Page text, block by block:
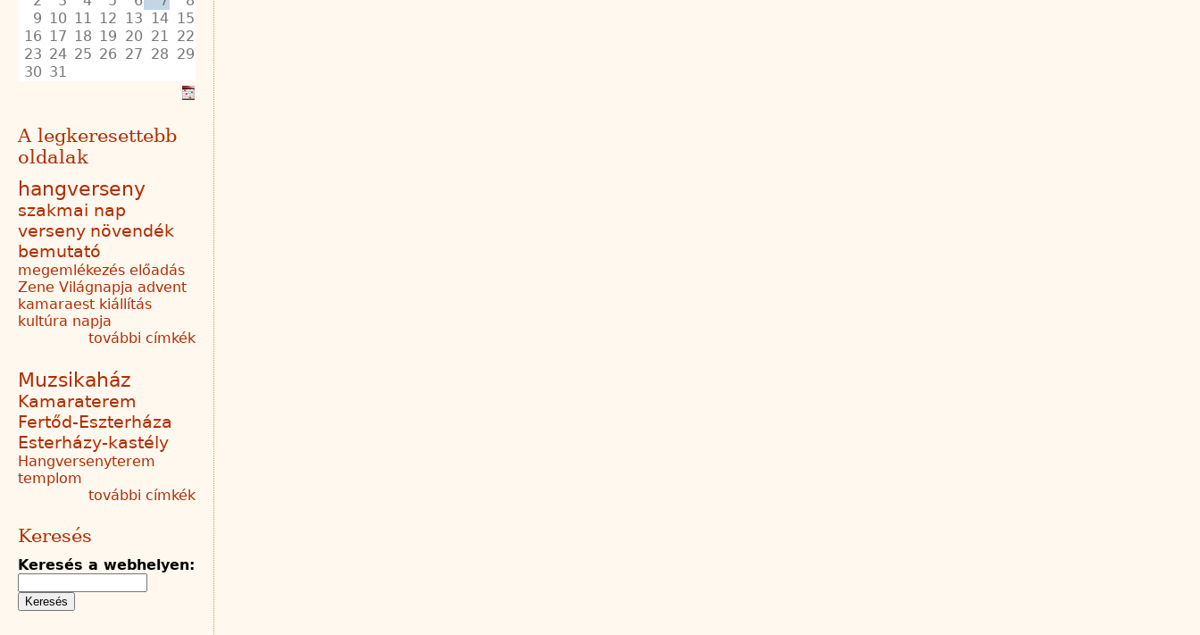
9 10 11 12 13 14 15
16 17 18 19 20 21
22
23 24 25 26 27 28 29
30 31
A legkeresettebb
oldalak
hangverseny
szakmai nap
verseny növendék
bemutató
megemlékezés előadás
Zene Világnapja advent
kamaraest kiállítás
kultúra napja
további címkék
Muzsikaház
Kamaraterem
Fertőd-Eszterháza
Esterházy-kastély
Hangversenyterem
templom
további címkék
Keresés
Keresés a webhelyen: